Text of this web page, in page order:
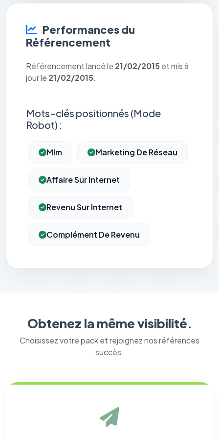
Performances du
Référencement
Référencement lancé le 21/02/2015 et mis à
jour le 21/02/2015.
Mots-clés positionnés (Mode
Robot) :
Mlm Marketing De Réseau
Affaire Sur Internet
Revenu Sur Internet
Complément De Revenu
Obtenez la même visibilité.
Choisissez votre pack et rejoignez nos références
succès.